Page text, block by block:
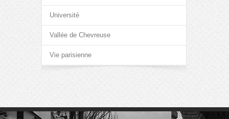
Université
Vallée de Chevreuse
Vie parisienne